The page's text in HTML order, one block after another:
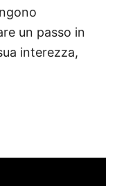
un passo in
interezza,